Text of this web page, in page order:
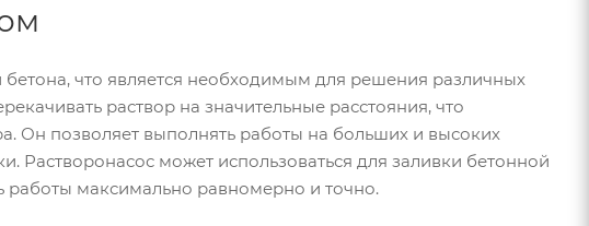
что является необходимым для решения различных
раствор на значительные расстояния, что
Он позволяет выполнять работы на больших и высоких
Растворонасос может использоваться для заливки бетонной
работы максимально равномерно и точно.